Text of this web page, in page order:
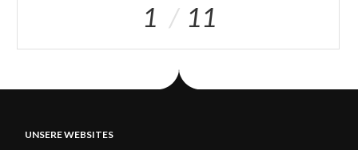
1 11
UNSERE WEBSITES